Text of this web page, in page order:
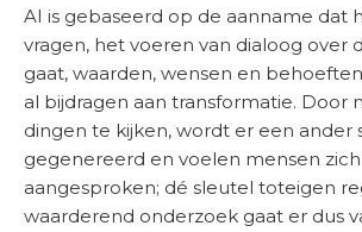
AI is gebaseerd op de aanname dat
vragen, het voeren van dialoog over
gaat, waarden, wensen en
al bijdragen aan transformatie. Door
dingen te kijken, wordt er een ander
gegenereerd en voelen mensen
aangesproken; dé sleutel toteigen
waarderend onderzoek gaat er dus